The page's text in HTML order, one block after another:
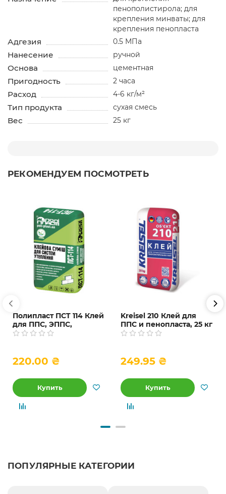
пенополистирола; для
крепления минваты; для
крепления пенопласта
Адгезия 0.5 МПа
Нанесение ручной
Основа цементная
Пригодность 2 часа
Расход 4-6 кг/м²
Тип продукта сухая смесь
Вес 25 кг
РЕКОМЕНДУЕМ ПОСМОТРЕТЬ
Полипласт ПCT 114 Клей
для ППС, ЭППС,
минватных плит и
220.00 ₴
Купить
Kreisel 210 Клей для
ППС и пенопласта, 25 кг
249.95 ₴
Купить
ПОПУЛЯРНЫЕ КАТЕГОРИИ